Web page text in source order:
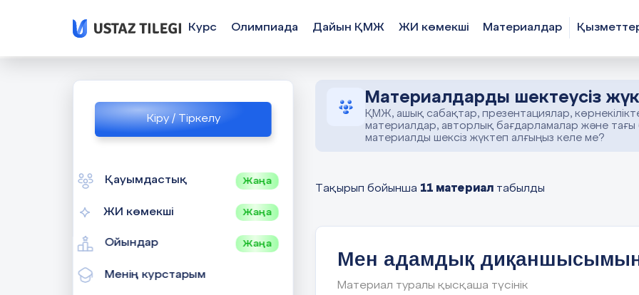
Кіру / Тіркелу
Қауымдастық Жаңа
ЖИ көмекші Жаңа
Ойындар Жаңа
Менің курстарым
Курс Олимпиада Дайын ҚМЖ ЖИ көмекші Материалдар
Материалдарды шектеусіз
ҚМЖ, ашық сабақтар, презентациялар,
материалдар, авторлық бағдарламалар және
материалды шексіз жүктеп алғыңыз келе ме?
Тақырып бойынша 11 материал табылды
Мен адамдық
Материал туралы қысқаша түсінік